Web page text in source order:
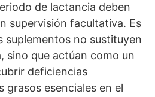
de lactancia deben
supervisión facultativa. Es
suplementos no sustituyen
sino que actúan como un
deficiencias
grasos esenciales en el